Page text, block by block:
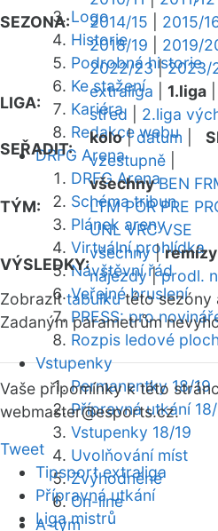
Logo
Historie
Podrobná historie
Ke stažení
Kariéra
Redakce webu
DRFG Arena
DRFG Arena
Schéma tribun
Plánek areny
Virtuální prohlídka
Návštěvní řád
Veřejné bruslení
PRESS: pro
Rozpis ledové
Vstupenky
Permanentky 18/19
Přípravná utkání
Vstupenky 18/19
Uvolňování míst
Zvýhodněné
On-line
A-tým
SEZONA:
2014/15
2015/
2018/19
2019/
2022/23|2023/
LIGA:
extraliga 1.liga
střed
2.liga
SEŘADIT:
kolo|datum
vzestupně
TÝM:
všechny BEN
LTM POR PRE
UNL VRC VSE
VÝSLEDKY:
všechny|remízy
nájezdy|prodl.
Zobrazittabulkutéto sezóny
Zadaným parametrům
Vaše připomínky k této
webmaster@esports.cz.
Tweet
Tipsport extraliga
Přípravná utkání
Liga mistrů